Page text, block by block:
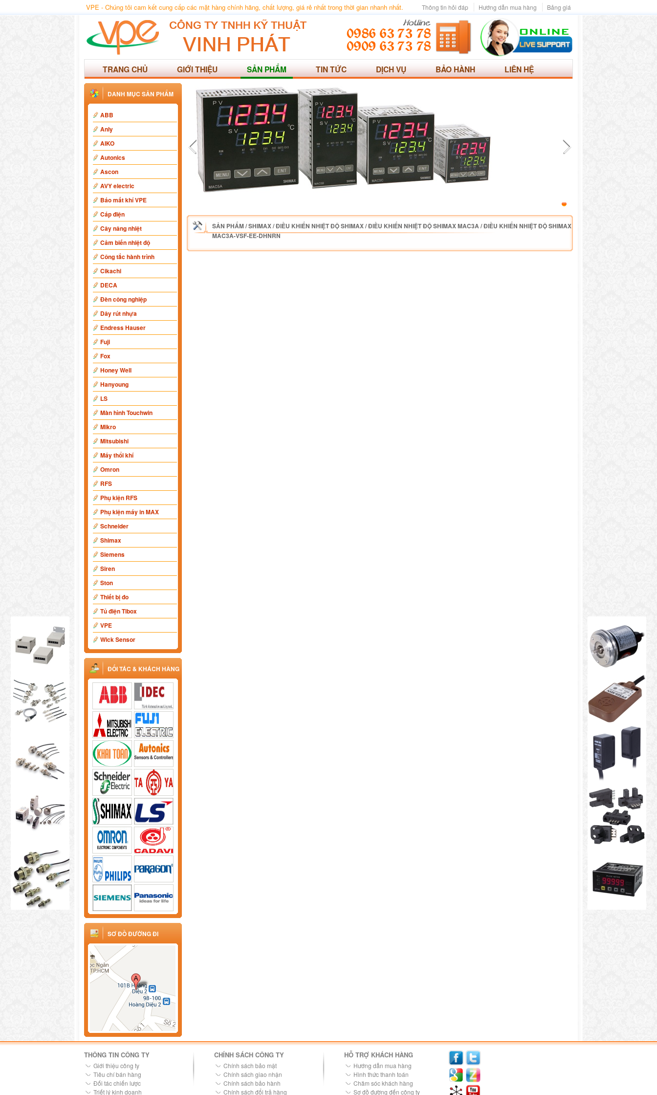
VPE - Chúng tôi cam kết cung cấp các mặt hàng chính hãng, chất lượng, giá rẻ nhất trong thời gian nhanh nhất. Bảng giá
Hướng dẫn mua hàng
Thông tin hỏi đáp
TRANG CHỦ GIỚI THIỆU SẢN PHẨM TIN TỨC DỊCH VỤ BẢO HÀNH LIÊN HỆ
DANH MỤC SẢN PHẨM
ABB
Anly
AIKO
Autonics
Ascon
AVY electric
Báo mất khí VPE
Cáp điện
Cây nâng nhiệt
Cảm biến nhiệt độ
Công tắc hành trình
Cikachi
DECA
Đèn công nghiệp
Dây rút nhựa
Endress Hauser
Fuji
Fox
Honey Well
Hanyoung
LS
Màn hình Touchwin
Mikro
Mitsubishi
Máy thổi khí
Omron
RFS
Phụ kiện RFS
Phụ kiện máy in MAX
Schneider
Shimax
Siemens
Siren
Ston
Thiết bị đo
Tủ điện Tibox
VPE
Wick Sensor
ĐỐI TÁC & KHÁCH HÀNG
SƠ ĐỒ ĐƯỜNG ĐI
SẢN PHẨM/SHIMAX/ĐIỀU KHIỂN NHIỆT ĐỘ SHIMAX/ĐIỀU KHIỂN NHIỆT ĐỘ SHIMAX MAC3A/ĐIỀU KHIỂN NHIỆT ĐỘ SHIMAX
MAC3A-VSF-EE-DHNRN
THÔNG TIN CÔNG TY
Giới thiệu công ty
Tiêu chí bán hàng
Đối tác chiến lược
Triết lý kinh doanh
CHÍNH SÁCH CÔNG TY
Chính sách bảo mật
Chính sách giao nhận
Chính sách bảo hành
Chính sách đổi trả hàng
HỖ TRỢ KHÁCH HÀNG
Hướng dẫn mua hàng
Hình thức thanh toán
Chăm sóc khách hàng
Sơ đồ đường đến công ty